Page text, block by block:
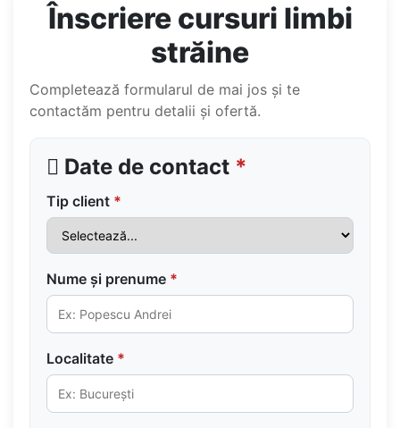
Înscriere cursuri limbi
străine
Completează formularul de mai jos și te
contactăm pentru detalii și ofertă.
Date de contact *
Tip client *
Nume și prenume *
Localitate *